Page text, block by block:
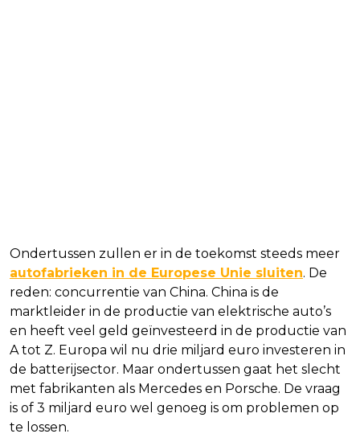
Ondertussen zullen er in de toekomst steeds meer
autofabrieken in de Europese Unie sluiten. De
reden: concurrentie van China. China is de
marktleider in de productie van elektrische auto’s
en heeft veel geld geïnvesteerd in de productie van
A tot Z. Europa wil nu drie miljard euro investeren in
de batterijsector. Maar ondertussen gaat het slecht
met fabrikanten als Mercedes en Porsche. De vraag
is of 3 miljard euro wel genoeg is om problemen op
te lossen.